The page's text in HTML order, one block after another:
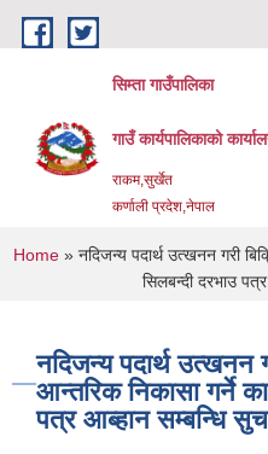
Skip to main content
सिम्ता गाउँपालिका
गाउँ कार्यपालिकाको
राकम,सुर्खेत
कर्णाली प्रदेश,नेपाल
You are here
Home » नदिजन्य पदार्थ उत्खनन गरी
सिलबन्दी दरभाउ
नदिजन्य पदार्थ उत्खनन
आन्तरिक निकासा गर्ने
पत्र आब्हान सम्बन्धि